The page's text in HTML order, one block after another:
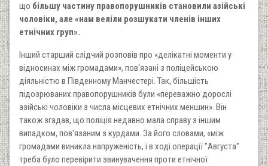
що більшу частину правопорушників становили азійські
чоловіки, але «нам веліли розшукати членів інших
етнічних груп».
Інший старший слідчий розповів про «делікатні моменти у
відносинах між громадами», пов'язані з поліцейською
діяльністю в Південному Манчестері. Так, більшість
підозрюваних правопорушників були «переважно дорослі
азійські чоловіки з числа місцевих етнічних меншин». Він
також згадав, що поліція недавно мала справу з іншим
випадком, пов'язаним з курдами. За його словами, «між
громадами виникла напруженість, і в ході операції "Августа"
треба було перевірити звинувачення проти етнічної